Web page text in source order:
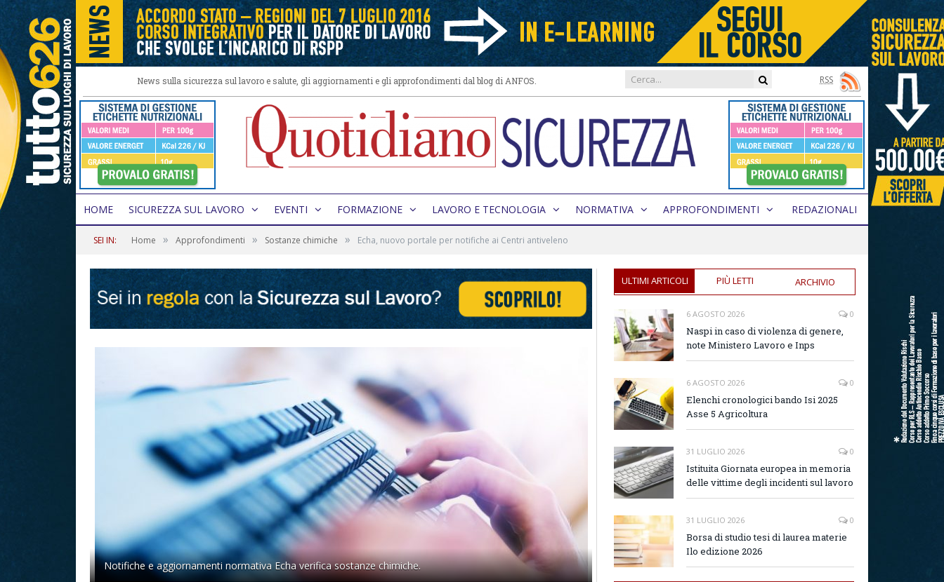
News sulla sicurezza sul lavoro e salute, gli aggiornamenti e gli approfondimenti dal blog di ANFOS. RSS
HOME SICUREZZA SUL LAVORO EVENTI FORMAZIONE LAVORO E TECNOLOGIA NORMATIVA APPROFONDIMENTI REDAZIONALI
SEI IN: Home » Approfondimenti » Sostanze chimiche » Echa, nuovo portale per notifiche ai Centri antiveleno
Notifiche e aggiornamenti normativa Echa verifica sostanze chimiche.
ULTIMI ARTICOLI PIÙ LETTI ARCHIVIO
6 AGOSTO 2026 0
Naspi in caso di violenza di genere,
note Ministero Lavoro e Inps
6 AGOSTO 2026 0
Elenchi cronologici bando Isi 2025
Asse 5 Agricoltura
31 LUGLIO 2026 0
Istituita Giornata europea in memoria
delle vittime degli incidenti sul lavoro
31 LUGLIO 2026 0
Borsa di studio tesi di laurea materie
Ilo edizione 2026